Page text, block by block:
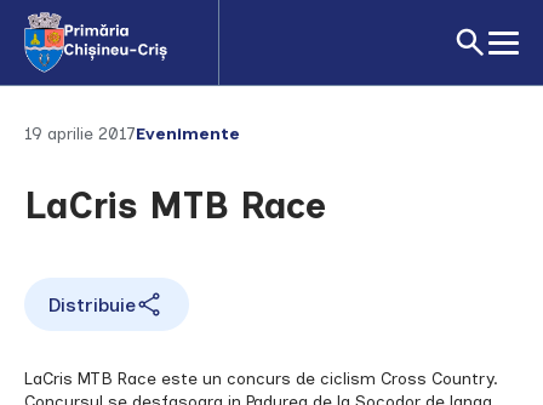
19 aprilie 2017Evenimente
LaCris MTB Race
Distribuie
LaCris MTB Race este un concurs de ciclism Cross Country.